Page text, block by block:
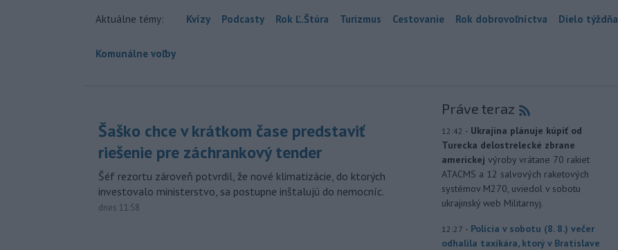
Aktuálne témy: Kvízy Podcasty Rok Ľ.Štúra Turizmus Cestovanie Rok dobrovoľníctva Dielo týždňa
Komunálne voľby
Šaško chce v krátkom čase predstaviť
riešenie pre záchrankový tender
Šéf rezortu zároveň potvrdil, že nové klimatizácie, do ktorých
investovalo ministerstvo, sa postupne inštalujú do nemocníc.
dnes 11:58
Práve teraz
12:42 - Ukrajina plánuje kúpiť od
Turecka delostrelecké zbrane
americkej výroby vrátane 70 rakiet
ATACMS a 12 salvových raketových
systémov M270, uviedol v sobotu
ukrajinský web Militarnyj.
12:27 - Polícia v sobotu (8. 8.) večer
odhalila taxikára, ktorý v Bratislave